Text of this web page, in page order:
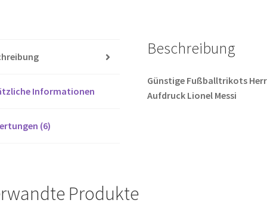
o
k
Informationen
(6)
Beschreibung
Günstige Fußballtrikots
Aufdruck Lionel Messi
Produkte